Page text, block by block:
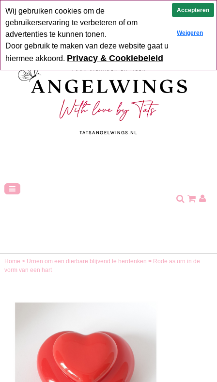
Verzending binnen 2-5
werkdagen
Hoge klant tevredenheid
Home > Urnen om een dierbare blijvend te herdenken > Rode as urn in de
vorm van een hart
Wij gebruiken cookies om de
gebruikerservaring te verbeteren of om
advertenties te kunnen tonen.
Door gebruik te maken van deze website gaat u
hiermee akkoord. Privacy & Cookiebeleid
Accepteren
Weigeren